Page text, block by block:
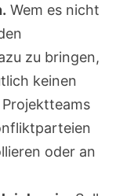
Wem es nicht
zu bringen,
keinen
oder an